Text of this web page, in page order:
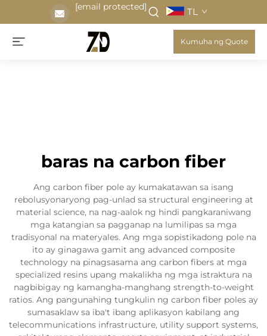
[email protected] TL
Kumuha ng Quote
baras na carbon fiber
Ang carbon fiber pole ay kumakatawan sa isang
rebolusyonaryong pag-unlad sa structural engineering at
material science, na nag-aalok ng hindi pangkaraniwang
mga katangian sa pagganap na lumilipas sa mga
tradisyonal na materyales. Ang mga sopistikadong pole na
ito ay ginagawa gamit ang advanced composite
technology na pinagsasama ang carbon fibers at mga
specialized resins upang makalikha ng mga istraktura na
nagbibigay ng kamangha-manghang strength-to-weight
ratios. Ang pangunahing tungkulin ng carbon fiber poles ay
sumasaklaw sa iba't ibang aplikasyon kabilang ang
telecommunications infrastructure, utility support systems,